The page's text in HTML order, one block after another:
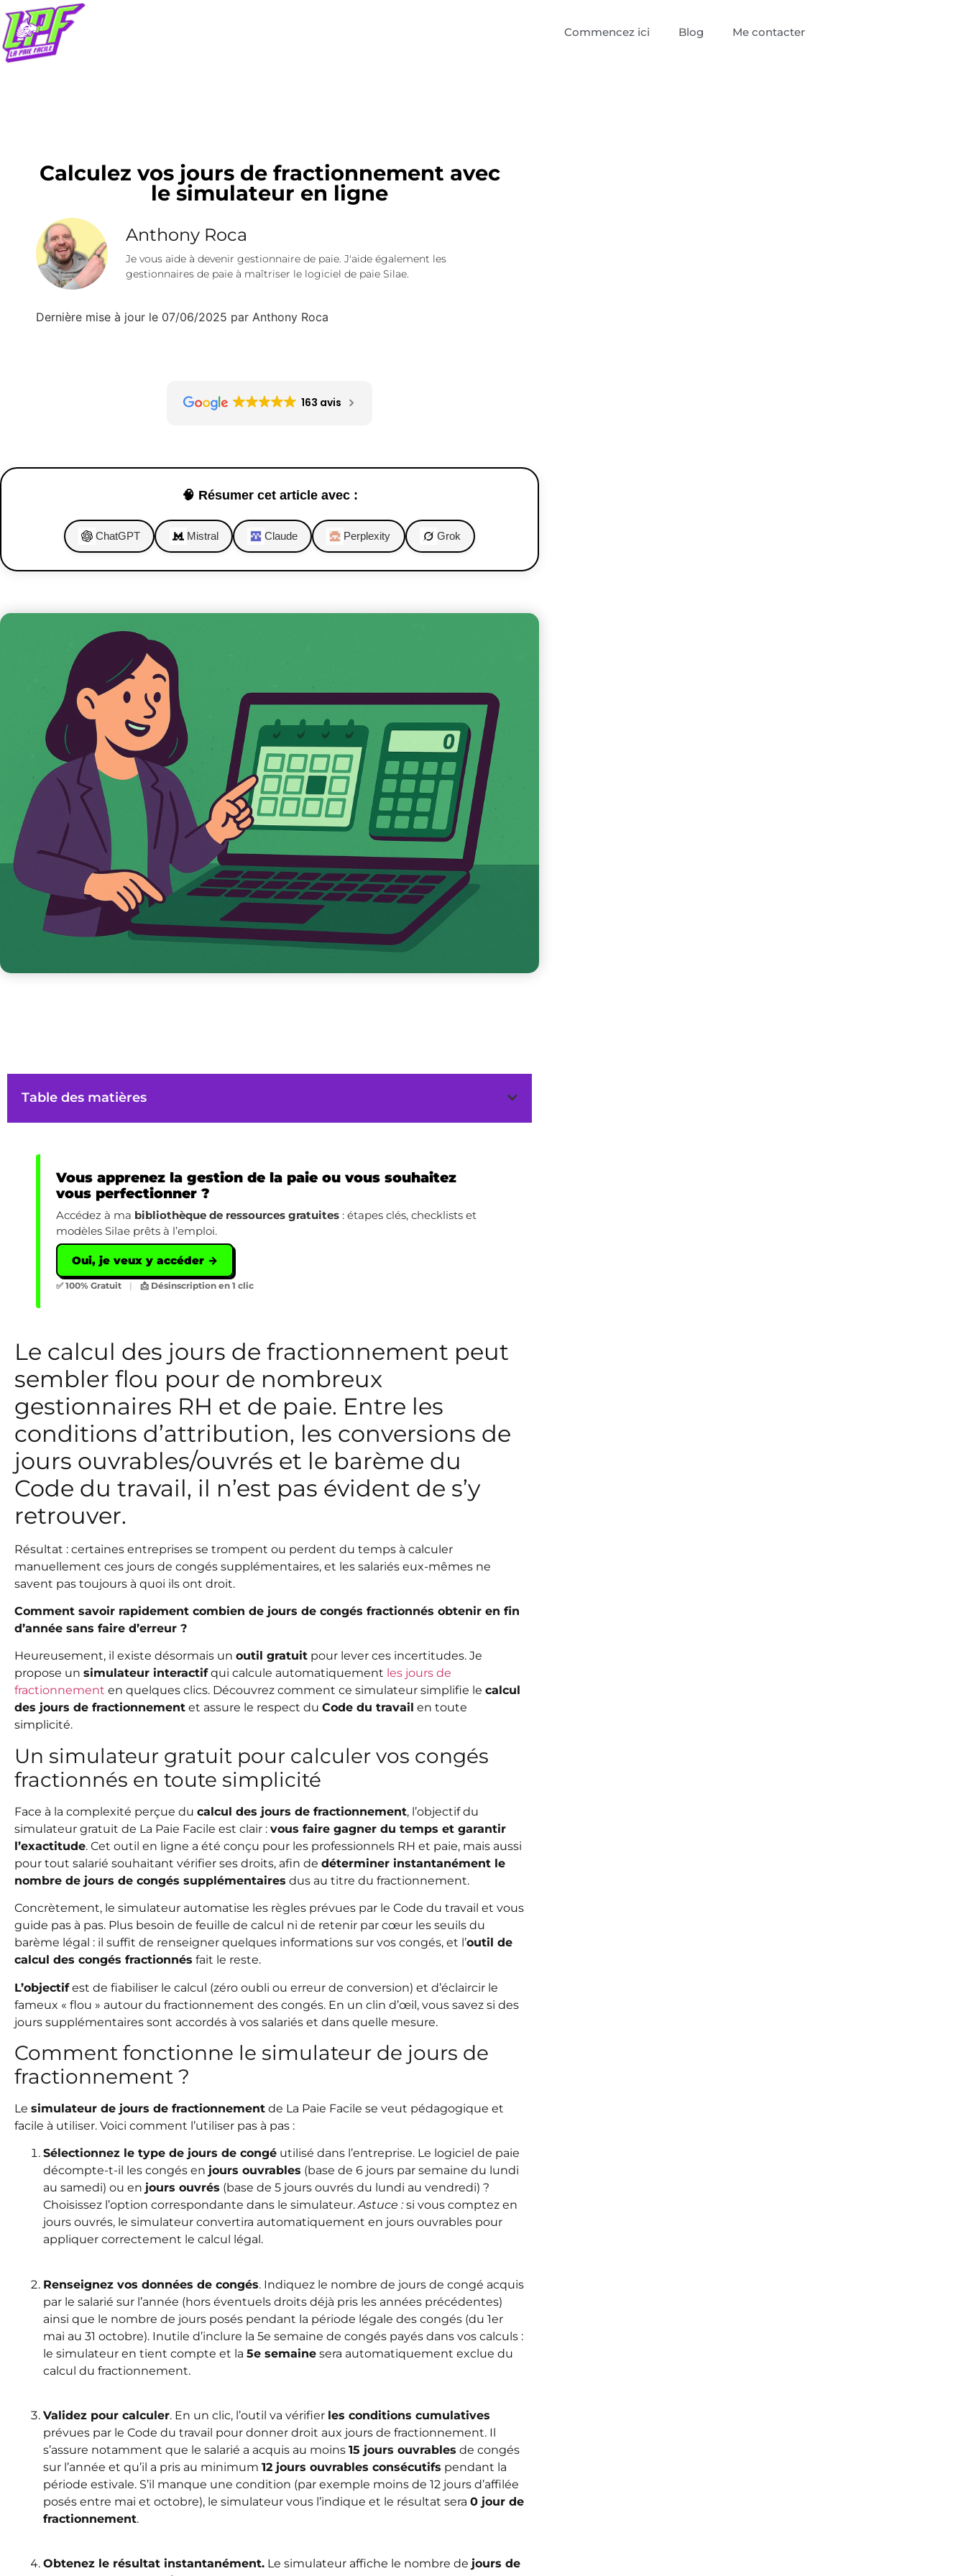
Commencez ici Blog Me contacter
Calculez vos jours de fractionnement avec
le simulateur en ligne
Anthony Roca
Je vous aide à devenir gestionnaire de paie. J'aide également les
gestionnaires de paie à maîtriser le logiciel de paie Silae.
Dernière mise à jour le 07/06/2025 par Anthony Roca
163 avis
🧠 Résumer cet article avec :
ChatGPT Mistral Claude Perplexity Grok
Table des matières
Vous apprenez la gestion de la paie ou vous souhaitez
vous perfectionner ?
Accédez à ma bibliothèque de ressources gratuites : étapes clés, checklists et
modèles Silae prêts à l’emploi.
Oui, je veux y accéder →
✅ 100% Gratuit | 📩 Désinscription en 1 clic
Le calcul des jours de fractionnement peut
sembler flou pour de nombreux
gestionnaires RH et de paie. Entre les
conditions d’attribution, les conversions de
jours ouvrables/ouvrés et le barème du
Code du travail, il n’est pas évident de s’y
retrouver.
Résultat : certaines entreprises se trompent ou perdent du temps à calculer
manuellement ces jours de congés supplémentaires, et les salariés eux-mêmes ne
savent pas toujours à quoi ils ont droit.
Comment savoir rapidement combien de jours de congés fractionnés obtenir en fin
d’année sans faire d’erreur ?
Heureusement, il existe désormais un outil gratuit pour lever ces incertitudes. Je
propose un simulateur interactifqui calcule automatiquement les jours de
fractionnement en quelques clics. Découvrez comment ce simulateur simplifie le calcul
des jours de fractionnement et assure le respect du Code du travail en toute
simplicité.
Un simulateur gratuit pour calculer vos congés
fractionnés en toute simplicité
Face à la complexité perçue du calcul des jours de fractionnement, l’objectif du
simulateur gratuit de La Paie Facile est clair : vous faire gagner du temps et garantir
l’exactitude. Cet outil en ligne a été conçu pour les professionnels RH et paie, mais aussi
pour tout salarié souhaitant vérifier ses droits, afin de déterminer instantanément le
nombre de jours de congés supplémentaires dus au titre du fractionnement.
Concrètement, le simulateur automatise les règles prévues par le Code du travail et vous
guide pas à pas. Plus besoin de feuille de calcul ni de retenir par cœur les seuils du
barème légal : il suffit de renseigner quelques informations sur vos congés, et l’outil de
calcul des congés fractionnés fait le reste.
L’objectifest de fiabiliser le calcul (zéro oubli ou erreur de conversion) et d’éclaircir le
fameux « flou » autour du fractionnement des congés. En un clin d’œil, vous savez si des
jours supplémentaires sont accordés à vos salariés et dans quelle mesure.
Comment fonctionne le simulateur de jours de
fractionnement ?
Le simulateur de jours de fractionnement de La Paie Facile se veut pédagogique et
facile à utiliser. Voici comment l’utiliser pas à pas :
Sélectionnez le type de jours de congé utilisé dans l’entreprise. Le logiciel de paie
décompte-t-il les congés en jours ouvrables (base de 6 jours par semaine du lundi
au samedi) ou en jours ouvrés (base de 5 jours ouvrés du lundi au vendredi) ?
Choisissez l’option correspondante dans le simulateur.Astuce :si vous comptez en
jours ouvrés, le simulateur convertira automatiquement en jours ouvrables pour
appliquer correctement le calcul légal.
Renseignez vos données de congés. Indiquez le nombre de jours de congé acquis
par le salarié sur l’année (hors éventuels droits déjà pris les années précédentes)
ainsi que le nombre de jours posés pendant la période légale des congés (du 1er
mai au 31 octobre). Inutile d’inclure la 5e semaine de congés payés dans vos calculs :
le simulateur en tient compte et la 5e semaine sera automatiquement exclue du
calcul du fractionnement.
Validez pour calculer. En un clic, l’outil va vérifier les conditions cumulatives
prévues par le Code du travail pour donner droit aux jours de fractionnement. Il
s’assure notamment que le salarié a acquis au moins 15 jours ouvrables de congés
sur l’année et qu’il a pris au minimum 12 jours ouvrables consécutifs pendant la
période estivale. S’il manque une condition (par exemple moins de 12 jours d’affilée
posés entre mai et octobre), le simulateur vous l’indique et le résultat sera 0 jour de
fractionnement.
Obtenez le résultat instantanément. Le simulateur affiche le nombre de jours de